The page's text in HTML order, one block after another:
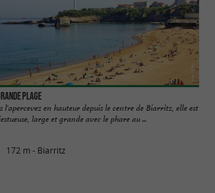
Plage
l'apercevez en hauteur depuis le centre de Biarritz, elle est
large et grande avec le phare au ...
172 m - Biarritz